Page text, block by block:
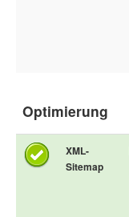
Optimierung
XML-
Sitemap